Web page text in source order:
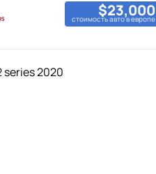
$23,000
стоимость авто в европе